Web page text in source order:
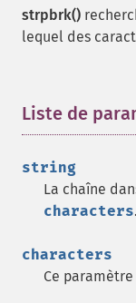
strpbrk()
lequel des
Liste de
string
La chaîne
characters.
characters
Ce